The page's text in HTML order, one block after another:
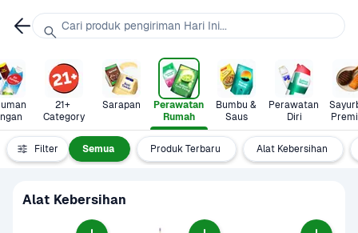
21+
Category
Sarapan
Perawatan
Rumah
Bumbu &
Saus
Perawatan
Diri
Filter Semua Produk Terbaru Alat Kebersihan
Alat Kebersihan
Cari produk pengiriman Hari Ini...